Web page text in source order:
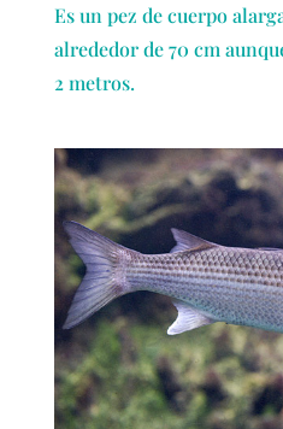
Es un pez de cuerpo
alrededor de 70 cm
2 metros.